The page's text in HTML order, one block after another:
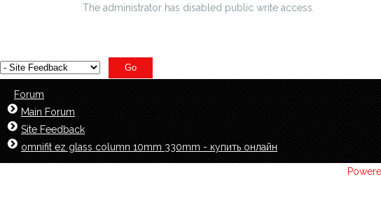
The administrator has disabled public write access.
Forum
Main Forum
Site Feedback
omnifit ez glass column 10mm 330mm - купить онлайн